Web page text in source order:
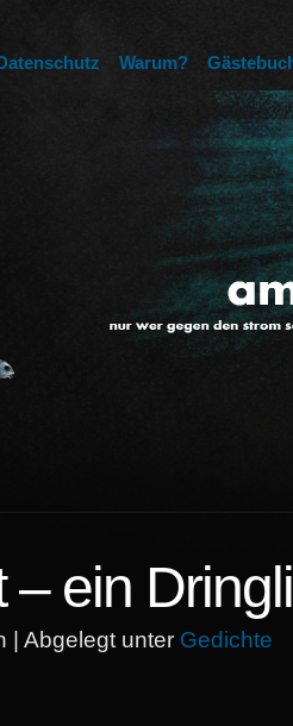
Warum?
– ein
| Abgelegt unter Gedichte